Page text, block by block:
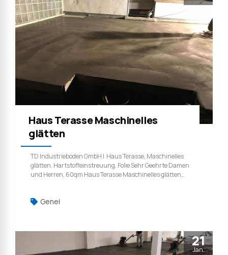
Genel
Haus Terasse Maschinelles
glätten
TD Industrieboden GmbH | Haus Terasse, Maschinelles
glätten, Hartstoffeinstreuung, Folie Sehr Geehrte Damen
und Herren, 60qm Haus Terasse Maschinelles glätten
21
Jan.